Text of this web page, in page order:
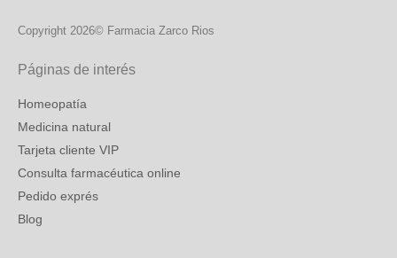
Copyright 2026© Farmacia Zarco Rios
Páginas de interés
Homeopatía
Medicina natural
Tarjeta cliente VIP
Consulta farmacéutica online
Pedido exprés
Blog